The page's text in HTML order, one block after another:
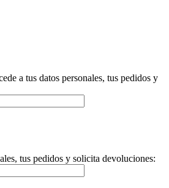
a tus datos personales, tus pedidos y
tus pedidos y solicita devoluciones: